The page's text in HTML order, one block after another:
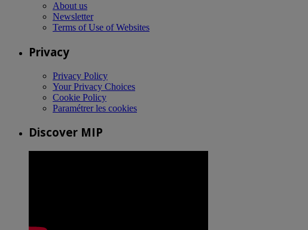
About us
Newsletter
Terms of Use of Websites
Privacy
Privacy Policy
Your Privacy Choices
Cookie Policy
Paramétrer les cookies
Discover MIP